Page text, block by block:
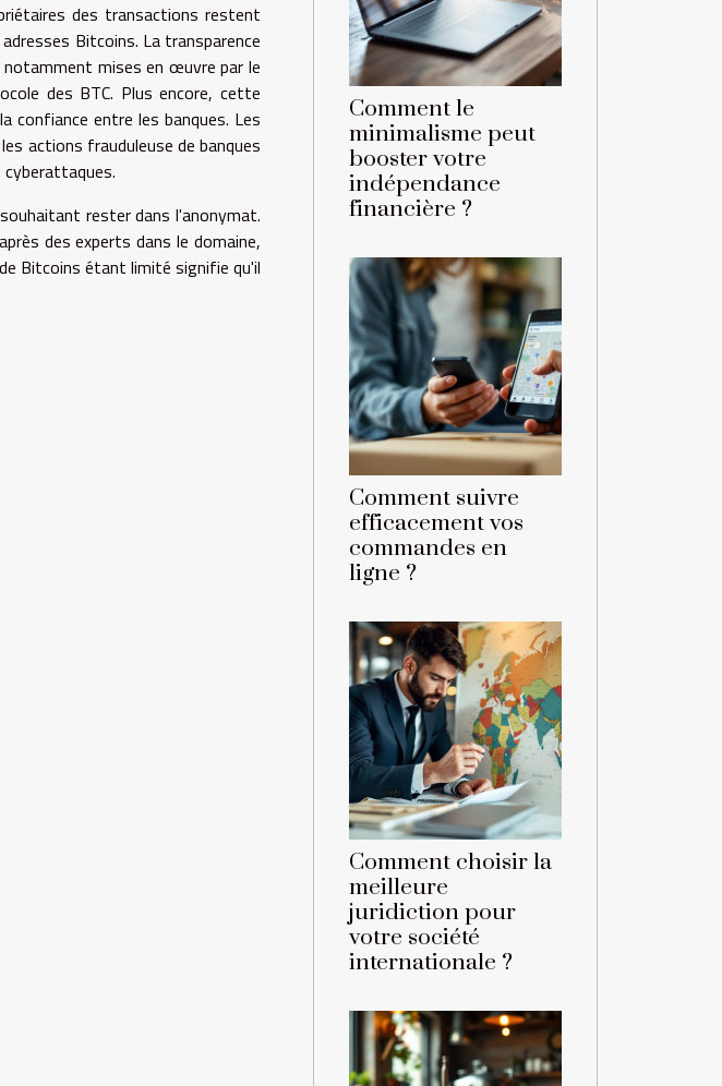
des transactions restent
Bitcoins. La transparence
mises en œuvre par le
des BTC. Plus encore, cette
confiance entre les banques. Les
actions frauduleuse de banques
cyberattaques.
rester dans l'anonymat.
des experts dans le domaine,
Bitcoins étant limité signifie qu'il
Comment le
minimalisme peut
booster votre
indépendance
financière ?
Comment suivre
efficacement vos
commandes en
ligne ?
Comment choisir la
meilleure
juridiction pour
votre société
internationale ?